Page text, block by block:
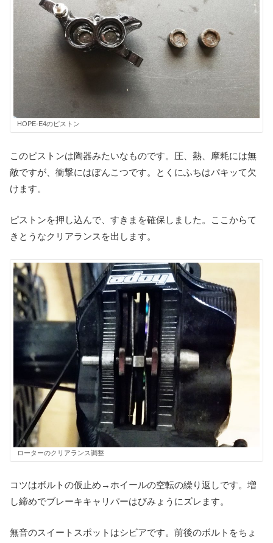
HOPE-E4のピストン
このピストンは陶器みたいなものです。圧、熱、摩耗には無
敵ですが、衝撃にはぽんこつです。とくにふちはパキッて欠
けます。
ピストンを押し込んで、すきまを確保しました。ここからて
きとうなクリアランスを出します。
ローターのクリアランス調整
コツはボルトの仮止め→ホイールの空転の繰り返しです。増
し締めでブレーキキャリパーはびみょうにズレます。
無音のスイートスポットはシビアです。前後のボルトをちょ